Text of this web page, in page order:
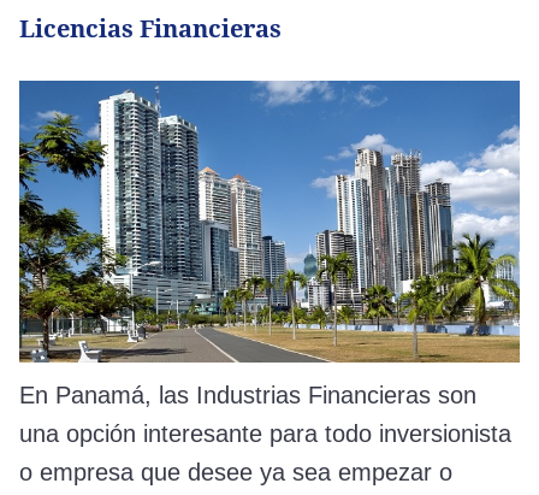
Licencias Financieras
En Panamá, las Industrias Financieras son
una opción interesante para todo inversionista
o empresa que desee ya sea empezar o